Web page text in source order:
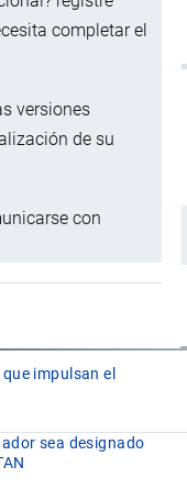
completar el
versiones
de su
con
impulsan el
sea designado